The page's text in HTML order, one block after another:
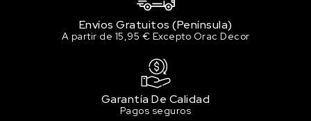
Envíos Gratuitos (Península)
A partir de 15,95 € Excepto Orac Decor
Garantía De Calidad
Pagos seguros